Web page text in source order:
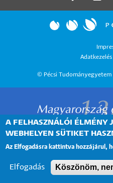
© Pécsi
A FELHASZNÁLÓI ÉLMÉNY
WEBHELYEN SÜTIKET
Az Elfogadásra kattintva hozzájárul,
Elfogadás Köszönöm,